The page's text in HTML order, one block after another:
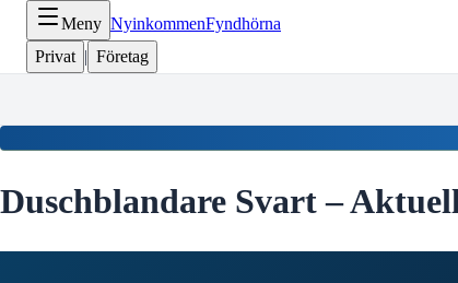
Meny NyinkommenFyndhörna
Privat | Företag
Duschblandare Svart–